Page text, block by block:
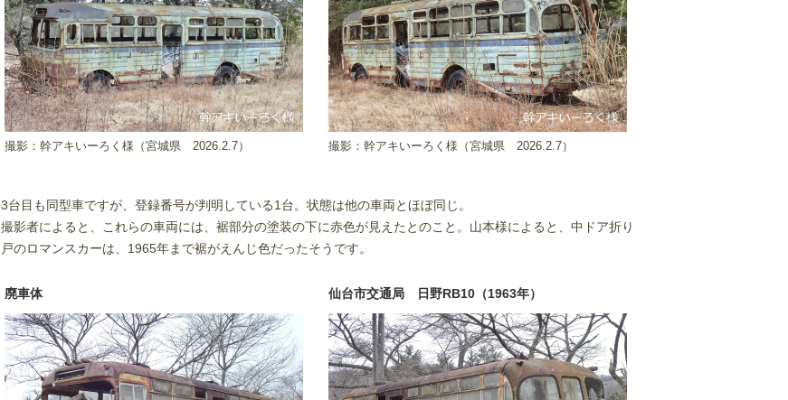
撮影：幹アキいーろく様（宮城県2026.2.7） 撮影：幹アキいーろく様（宮城県 2026.2.7）
3台目も同型車ですが、登録番号が判明している1台。状態は他の車両とほぼ同じ。
撮影者によると、これらの車両には、裾部分の塗装の下に赤色が見えたとのこと。山本様によると、中ドア折り
戸のロマンスカーは、1965年まで裾がえんじ色だったそうです。
廃車体 仙台市交通局 日野RB10（1963年）